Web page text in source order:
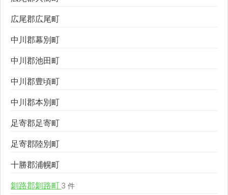
広尾郡広尾町
中川郡幕別町
中川郡池田町
中川郡豊頃町
中川郡本別町
足寄郡足寄町
足寄郡陸別町
十勝郡浦幌町
釧路郡釧路町 3 件